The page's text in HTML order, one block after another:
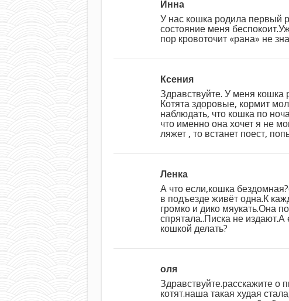
Инна
У нас кошка родила первый
состояние меня
пор кровоточит «рана» не
Ксения
Здравствуйте. У меня кошка
Котята здоровые, кормит
наблюдать, что кошка по
что именно она хочет я не
ляжет , то встанет поест,
Ленка
А что если,кошка
в подъезде живёт одна.К
громко и дико мяукать.Она
спрятала..Писка не издают.А
кошкой делать?
оля
Здравствуйте.расскажите о
котят.наша такая худая